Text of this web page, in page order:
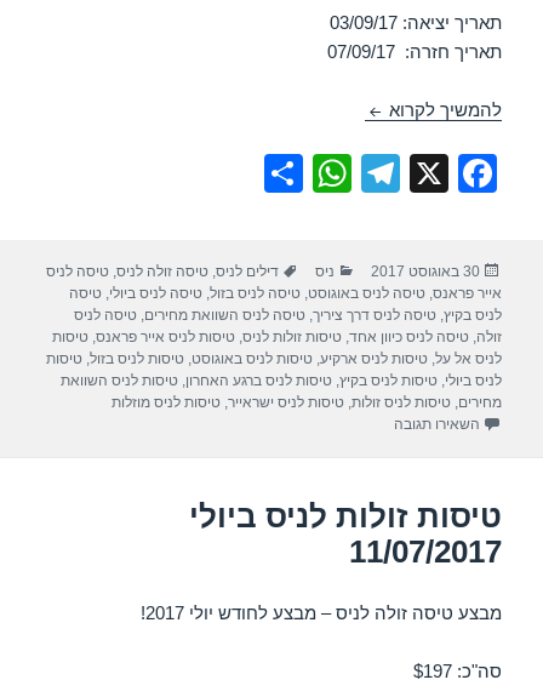
תאריך יציאה: 03/09/17
תאריך חזרה: 07/09/17
להמשיך לקרוא טיסות זולות לניס בספטמבר 03/09/2017
F
e
b
o
o
X
T
gr
a
m
W
s
A
p
p
e
פורסם
בתאריך
30 באוגוסט 2017 קטגוריות
ניס תגיות
דילים לניס,טיסה זולה לניס,טיסה לניס
אייר פראנס,טיסה לניס באוגוסט,טיסה לניס בזול,טיסה לניס ביולי,טיסה
לניס בקיץ,טיסה לניס דרך ציריך,טיסה לניס השוואת מחירים,טיסה לניס
זולה,טיסה לניס כיוון אחד,טיסות זולות לניס,טיסות לניס אייר פראנס,טיסות
לניס אל על,טיסות לניס ארקיע,טיסות לניס באוגוסט,טיסות לניס בזול,טיסות
לניס ביולי,טיסות לניס בקיץ,טיסות לניס ברגע האחרון,טיסות לניס השוואת
מחירים,טיסות לניס זולות,טיסות לניס ישראייר,טיסות לניס מוזלות
השאירו תגובה
טיסות זולות לניס ביולי
11/07/2017
מבצע טיסה זולה לניס – מבצע לחודש יולי 2017!
סה"כ: $197